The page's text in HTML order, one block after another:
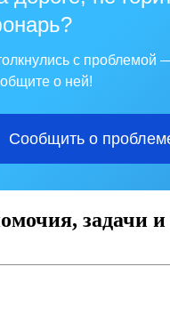
с проблемой
о ней!
Сообщить о
задачи